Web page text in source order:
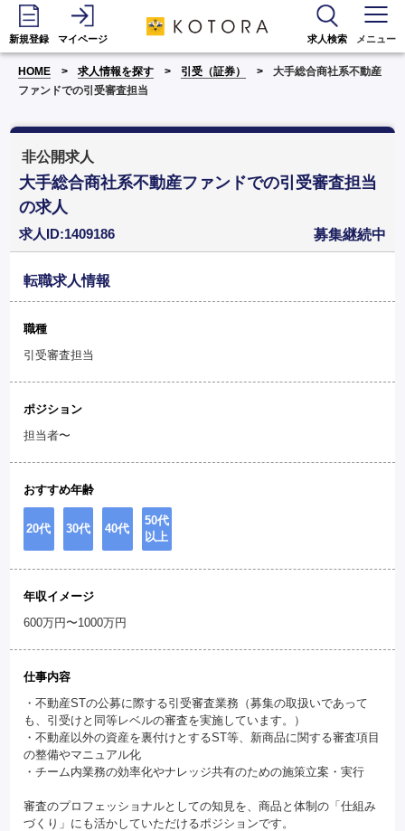
新規登録 マイページ 求人検索 メニュー
HOME 求人情報を探す 引受（証券）
大手総合商社系不動産
ファンドでの引受審査担当
非公開求人
大手総合商社系不動産ファンドでの引受審査担当
の求人
求人ID:1409186 募集継続中
転職求人情報
職種
引受審査担当
ポジション
担当者〜
おすすめ年齢
20代 30代 40代
50代
以上
年収イメージ
600万円〜1000万円
仕事内容
・不動産STの公募に際する引受審査業務（募集の取扱いであって
も、引受けと同等レベルの審査を実施しています。）
・不動産以外の資産を裏付けとするST等、新商品に関する審査項目
の整備やマニュアル化
・チーム内業務の効率化やナレッジ共有のための施策立案・実行
審査のプロフェッショナルとしての知見を、商品と体制の「仕組み
づくり」にも活かしていただけるポジションです。